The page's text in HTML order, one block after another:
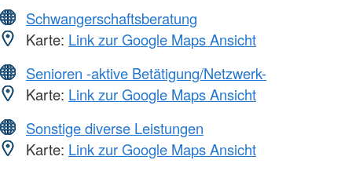
Schwangerschaftsberatung
Karte: Link zur Google Maps Ansicht
Senioren -aktive Betätigung/Netzwerk-
Karte: Link zur Google Maps Ansicht
Sonstige diverse Leistungen
Karte: Link zur Google Maps Ansicht